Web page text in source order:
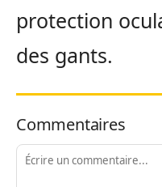
protection
des gants.
Commentaires